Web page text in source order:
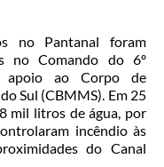
no Pantanal foram
no Comando do 6º
apoio ao Corpo de
Sul (CBMMS). Em 25
mil litros de água, por
incêndio às
do Canal